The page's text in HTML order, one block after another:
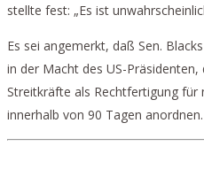
stellte fest: „Es ist
Es sei angemerkt, daß Sen.
in der Macht des US-
Streitkräfte als Rechtfertigung für
innerhalb von 90 Tagen